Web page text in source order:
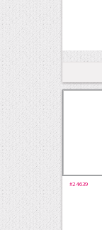
#24639